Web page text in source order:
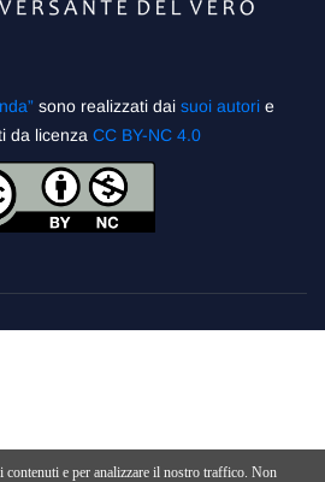
sono realizzati dai suoi autori e
da licenza CC BY-NC 4.0
contenuti e per analizzare il nostro traffico. Non